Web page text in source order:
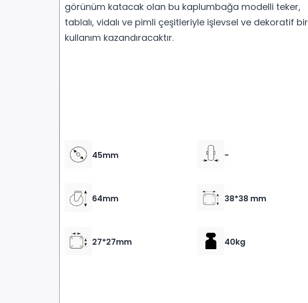
görünüm katacak olan bu kaplumbağa modelli teker,
tablalı, vidalı ve pimli çeşitleriyle işlevsel ve dekoratif bir
kullanım kazandıracaktır.
45mm -
64mm 38*38 mm
27*27mm 40kg